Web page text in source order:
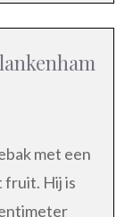
met een
fruit. Hij is